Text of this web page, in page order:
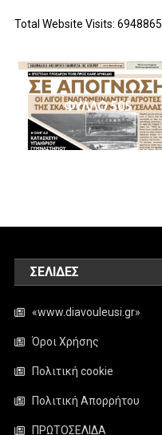
Total Website Visits: 6948865
ΦΥΛΛΟ 505
ΣΕΛΊΔΕΣ
«www.diavouleusi.gr»
Όροι Χρήσης
Πολιτική cookie
Πολιτική Απορρήτου
ΠΡΩΤΟΣΕΛΙΔΑ